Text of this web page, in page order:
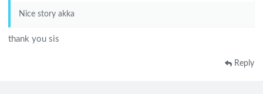
Nice story akka
thank you sis
Reply